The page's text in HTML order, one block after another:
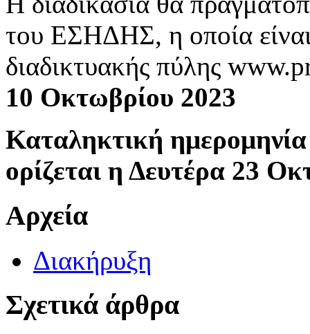
του ΕΣΗΔΗΣ, η οποία
διαδικτυακής πύλης
10 Οκτωβρίου 2023
Καταληκτική
ορίζεται η Δευτέρα 23
Αρχεία
Διακήρυξη
Σχετικά άρθρα